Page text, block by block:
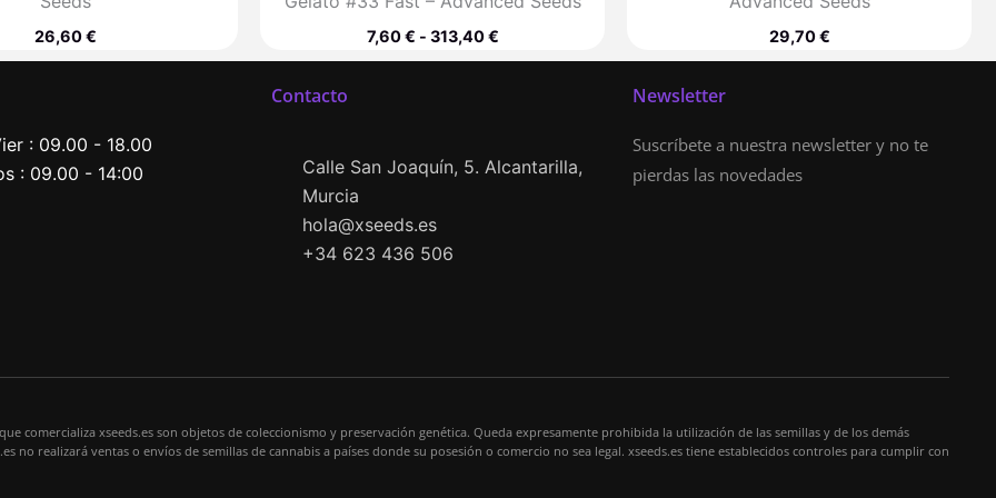
26,60€ 7,60€ - 313,40€ 29,70€
: 09.00 - 18.00
: 09.00 - 14:00
Contacto
Calle San Joaquín, 5. Alcantarilla,
Murcia
hola@xseeds.es
+34 623 436 506
Newsletter
Suscríbete a nuestra newsletter y no te
pierdas las novedades
comercializa xseeds.es son objetos de coleccionismo y preservación genética. Queda expresamente prohibida la utilización de las semillas y de los demás
no realizará ventas o envíos de semillas de cannabis a países donde su posesión o comercio no sea legal. xseeds.es tiene establecidos controles para cumplir con